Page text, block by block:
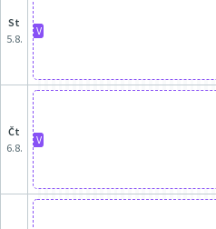
st
5.8.
V
čt
6.8.
V